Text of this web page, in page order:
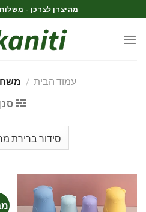
to
content
מהיצרן לצרכן -
עמוד הבית /